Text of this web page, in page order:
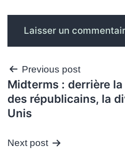
Navigation
de
l’article
Previous post
Midterms : derrière
des républicains, la
Unis
Next post